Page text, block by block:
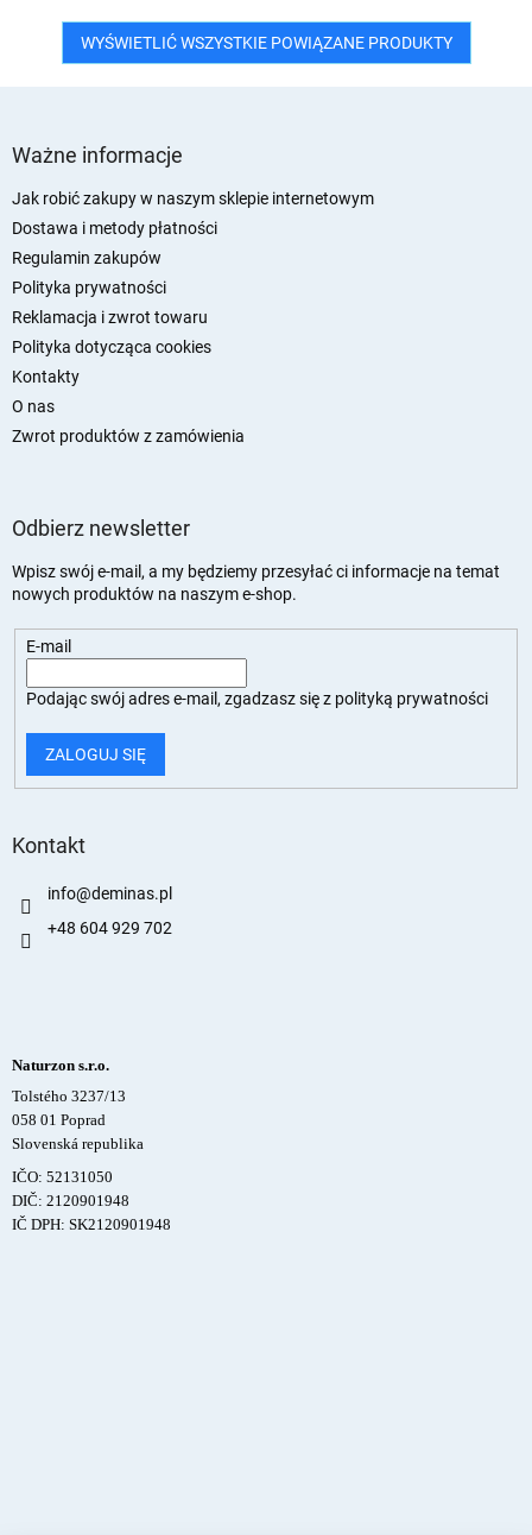
WYŚWIETLIĆ WSZYSTKIE POWIĄZANE PRODUKTY
Ważne informacje
Jak robić zakupy w naszym sklepie internetowym
Dostawa i metody płatności
Regulamin zakupów
Polityka prywatności
Reklamacja i zwrot towaru
Polityka dotycząca cookies
Kontakty
O nas
Zwrot produktów z zamówienia
Odbierz newsletter
Wpisz swój e-mail, a my będziemy przesyłać ci informacje na temat
nowych produktów na naszym e-shop.
E-mail
Podając swój adres e-mail, zgadzasz się z polityką prywatności
ZALOGUJ SIĘ
Kontakt
info@deminas.pl
+48 604 929 702
Naturzon s.r.o.
Tolstého 3237/13
058 01 Poprad
Slovenská republika
IČO: 52131050
DIČ: 2120901948
IČ DPH: SK2120901948